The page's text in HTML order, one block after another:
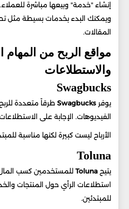
إنشاء "خدمة" وبيعها مباشرة للعملاء.
ويمكنك البدء بخدمات بسيطة مثل
المقالات.
مواقع الربح من المهام
والاستطلاعات
Swagbucks
يوفرSwagbucks طرقاً متعددة
الفيديوهات. الإجابة على
الأرباح ليست كبيرة لكنها مناسبة
Toluna
يتيحToluna للمستخدمين كسب
استطلاعات الرأي حول المنتجات
للمبتدئين.